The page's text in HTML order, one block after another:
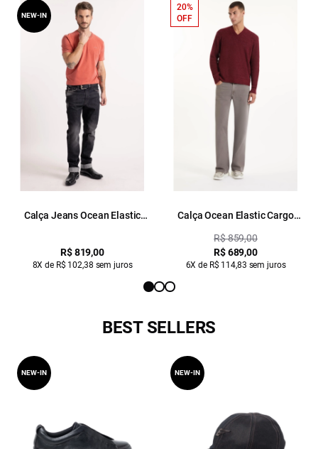
Calça Jeans Ocean Elastic
R$ 819,00
8X de R$ 102,38 sem juros
NEW-IN
Calça Ocean Elastic Cargo
R$ 859,00
R$ 689,00
6X de R$ 114,83 sem juros
20%
OFF
BEST SELLERS
NEW-IN NEW-IN